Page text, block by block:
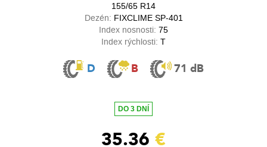
155/65 R14
Dezén: FIXCLIME SP-401
Index nosnosti: 75
Index rýchlosti: T
D B 71 dB
DO 3 DNÍ
35.36 €